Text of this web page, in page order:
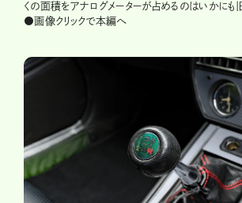
くの面積をアナログメーターが占めるのはいかにも
●画像クリックで本編へ